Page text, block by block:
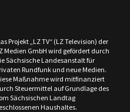
Projekt „LZ TV“ (LZ Television) der
Medien GmbH wird gefördert durch
Sächsische Landesanstalt für
Rundfunk und neue Medien.
Maßnahme wird mitfinanziert
Steuermittel auf Grundlage des
Sächsischen Landtag
Haushaltes.